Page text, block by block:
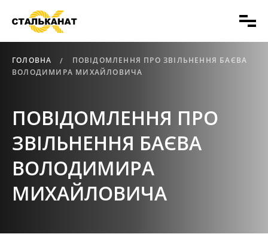
ГОЛОВНА
ПОВІДОМЛЕННЯ ПРО ЗВІЛЬНЕННЯ БАЄВА
ВОЛОДИМИРА МИХАЙЛОВИЧА
ПОВІДОМЛЕННЯ ПРО
ЗВІЛЬНЕННЯ БАЄВА
ВОЛОДИМИРА
МИХАЙЛОВИЧА